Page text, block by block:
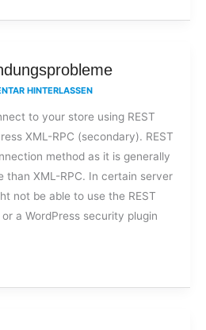
HINTERLASSEN
to your store using REST
XML-RPC (secondary). REST
method as it is generally
than XML-RPC. In certain server
not be able to use the REST
a WordPress security plugin